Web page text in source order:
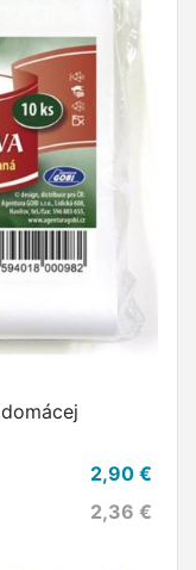
2,90 €
2,36 €